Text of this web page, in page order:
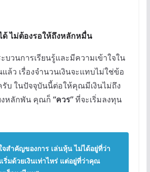
ไม่ต้องรอให้ถึงหลักหมื่น
วนการเรียนรู้และมีความเข้าใจใน
ล้ว เรื่องจำนวนเงินจะแทบไม่ใช่ข้อ
บ ในปัจจุบันนี้ต่อให้คุณมีเงินไม่ถึง
หลักพัน คุณก็ “ควร”ที่จะเริ่มลงทุน
จสำคัญของการ เล่นหุ้นไม่ได้อยู่ที่ว่า
ริ่มด้วยเงินเท่าไหร่ แต่อยู่ที่ว่าคุณ